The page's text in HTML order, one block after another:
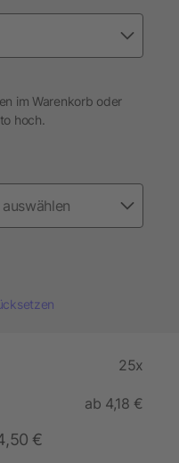
im Warenkorb oder
hoch.
25x
ab 4,18 €
€